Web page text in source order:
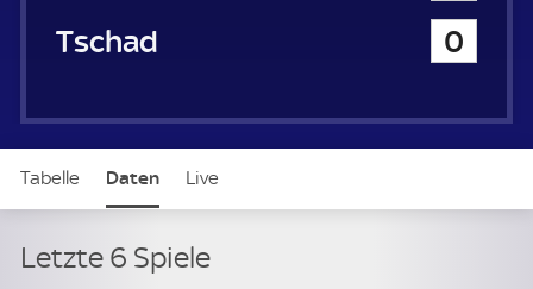
Tschad
0
Tabelle Daten Live
Letzte 6 Spiele